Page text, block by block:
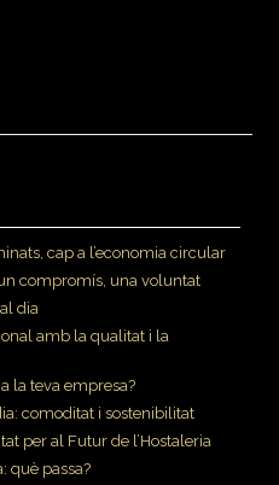
cap a l’economia circular
compromís, una voluntat
dia
amb la qualitat i la
la teva empresa?
comoditat i sostenibilitat
per al Futur de l’Hostaleria
què passa?